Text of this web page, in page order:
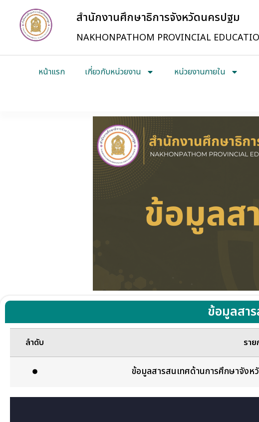
สำนักงานศึกษาธิการจังหวัดนครปฐม
NAKHONPATHOM PROVINCIAL
หน้าแรก เกี่ยวกับหน่วยงาน หน่วยงานภายใน
ข้อมูลสา
ลำดับ ราย
ข้อมูลสารสนเทศด้านการศึกษาจัง